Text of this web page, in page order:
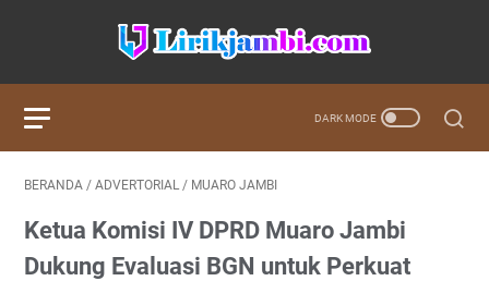
BERANDA / ADVERTORIAL / MUARO JAMBI
Ketua Komisi IV DPRD Muaro Jambi
Dukung Evaluasi BGN untuk Perkuat